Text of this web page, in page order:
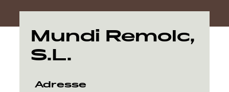
Explore
Mundi Remolc,
S.L.
Adresse